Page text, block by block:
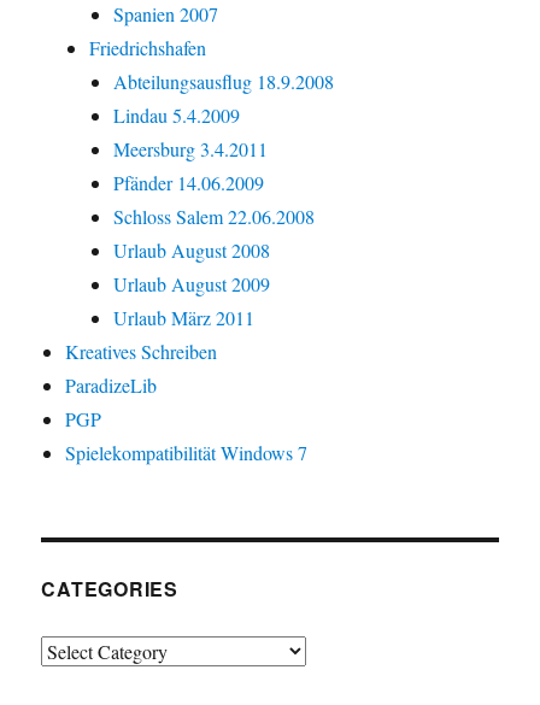
Spanien 2007
Friedrichshafen
Abteilungsausflug 18.9.2008
Lindau 5.4.2009
Meersburg 3.4.2011
Pfänder 14.06.2009
Schloss Salem 22.06.2008
Urlaub August 2008
Urlaub August 2009
Urlaub März 2011
Kreatives Schreiben
ParadizeLib
PGP
Spielekompatibilität Windows 7
CATEGORIES
Categories